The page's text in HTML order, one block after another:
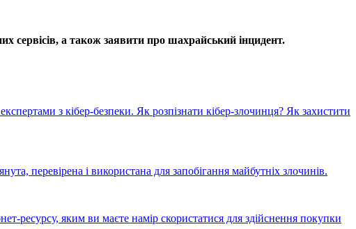
сервісів, а також заявити про шахрайський інцидент.
з кібер-безпеки. Як розпізнати кібер-злочинця? Як захистити
перевірена і використана для запобігання майбутніх злочинів.
ресурсу, яким ви маєте намір скористатися для здійснення покупки